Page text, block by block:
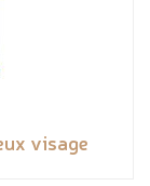
visage